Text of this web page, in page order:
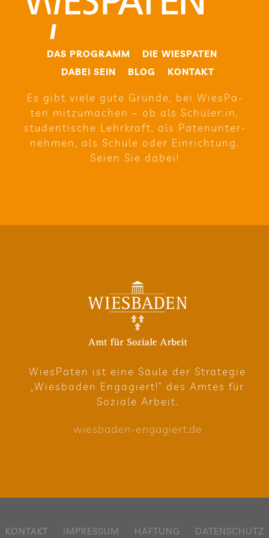
DAS PRO­GRAMM
DIE WIE­SPA­TEN
DABEI SEIN
BLOG KON­TAKT
Es gibt viele gute Gründe, bei Wie­sPa­
ten mit­zu­ma­chen – ob als Schüler:in,
stu­den­ti­sche Lehr­kraft, als Paten­un­ter­
neh­men, als Schule oder Ein­rich­tung.
Seien Sie dabei!
Wie­sPa­ten ist eine Säule der Stra­te­gie
„Wies­ba­den Enga­giert!“ des Amtes für
Soziale Arbeit.
wies​ba​den​-enga​giert​.de
KON­TAKT IMPRES­SUM HAF­TUNG DATEN­SCHUTZ